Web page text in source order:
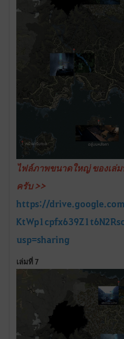
ไฟล์ภาพขนาดใหญ่ ของเล่
ครับ >>
https://
usp=sharing
เล่มที่ 7